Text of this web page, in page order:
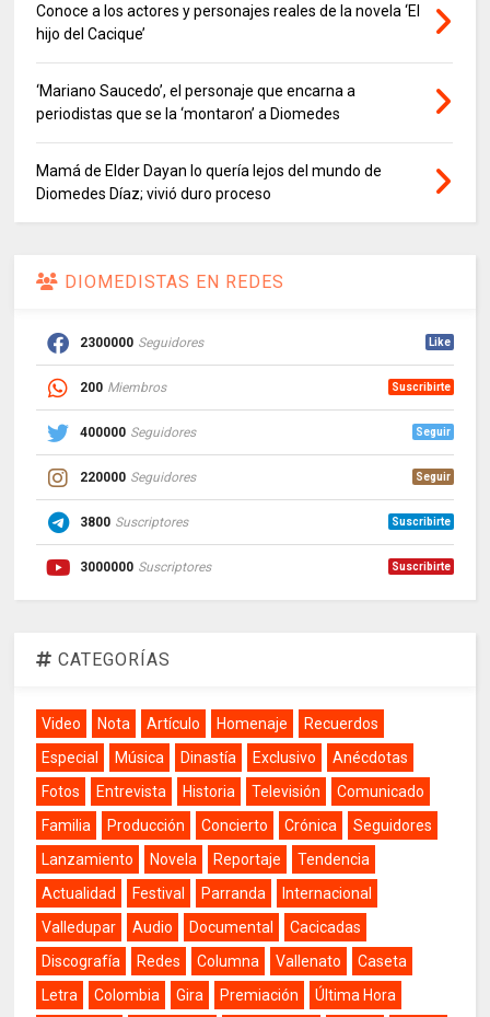
Conoce a los actores y personajes reales de la novela ‘El
hijo del Cacique’
‘Mariano Saucedo’, el personaje que encarna a
periodistas que se la ‘montaron’ a Diomedes
Mamá de Elder Dayan lo quería lejos del mundo de
Diomedes Díaz; vivió duro proceso
DIOMEDISTAS EN REDES
2300000 Seguidores Like
200 Miembros Suscribirte
400000 Seguidores Seguir
220000 Seguidores Seguir
3800 Suscriptores Suscribirte
3000000 Suscriptores Suscribirte
CATEGORÍAS
Video Nota Artículo Homenaje
Recuerdos
Especial
Música Dinastía Exclusivo
Anécdotas
Fotos
Entrevista Historia Televisión
Comunicado
Familia
Producción Concierto Crónica
Seguidores
Lanzamiento
Novela Reportaje
Tendencia
Actualidad
Festival Parranda
Internacional
Valledupar
Audio Documental
Cacicadas
Discografía
Redes Columna Vallenato
Caseta
Letra
Colombia Gira Premiación Última Hora